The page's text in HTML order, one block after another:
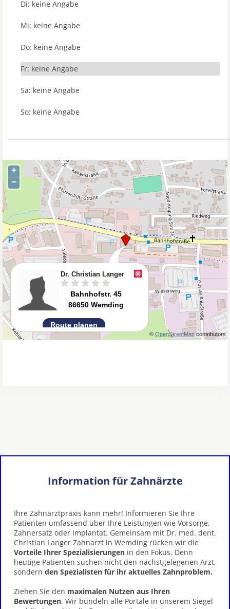
Di: keine Angabe
Mi: keine Angabe
Do: keine Angabe
Fr: keine Angabe
Sa: keine Angabe
So: keine Angabe
Information für Zahnärzte
Ihre Zahnarztpraxis kann mehr! Informieren Sie Ihre
Patienten umfassend über Ihre Leistungen wie Vorsorge,
Zahnersatz oder Implantat. Gemeinsam mit Dr. med. dent.
Christian Langer Zahnarzt in Wemding rücken wir die
Vorteile Ihrer Spezialisierungen in den Fokus. Denn
heutige Patienten suchen nicht den nächstgelegenen Arzt,
sondern den Spezialisten für ihr aktuelles Zahnproblem.
Ziehen Sie den maximalen Nutzen aus Ihren
Bewertungen. Wir bündeln alle Portale in unserem Siegel